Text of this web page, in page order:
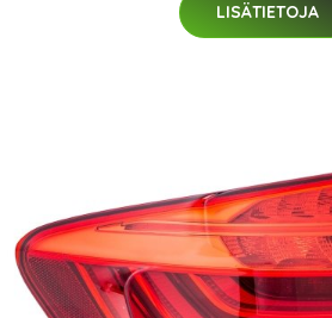
LISÄTIETOJA